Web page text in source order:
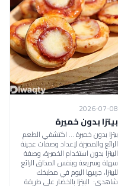
2026-07-08
بيتزا بدون خميرة
بيتزا بدون خميرة ... اكتشفي الطعم
الرائع والمميزة لإعداد وصفات عجينة
البيتزا بدون استخدام الخميرة، وصفة
سهلة وسريعة وبنفس المذاق الرائع
للبيتزا، جربيها اليوم في مطبخك
شاهدي: البيتزا بالخضار على طريقة